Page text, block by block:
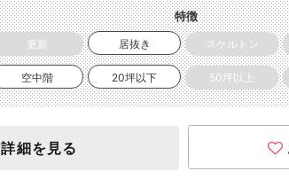
特徴
更新 居抜き スケルトン
空中階 20坪以下 50坪以上
詳細を見る